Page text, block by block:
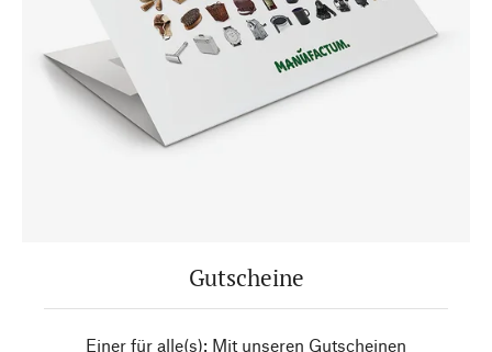
Gutscheine
Einer für alle(s): Mit unseren Gutscheinen